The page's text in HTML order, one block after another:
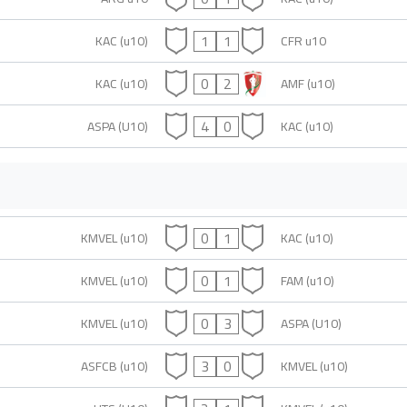
KAC (u10)
1 1
CFR u10
KAC (u10)
0 2
AMF (u10)
ASPA (U10)
4 0 KAC (u10)
KMVEL (u10) 0 1
KAC (u10)
KMVEL (u10)
0 1
FAM (u10)
KMVEL (u10)
0 3
ASPA (U10)
ASFCB (u10)
3 0
KMVEL (u10)